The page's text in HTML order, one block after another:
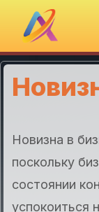
Новизна в
поскольку
состоянии
успокоиться